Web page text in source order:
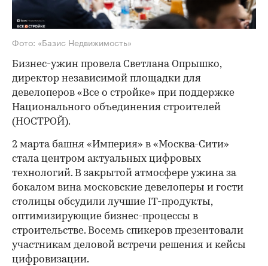
Фото: «Базис Недвижимость»
Бизнес-ужин провела Светлана Опрышко,
директор независимой площадки для
девелоперов «Все о стройке» при поддержке
Национального объединения строителей
(НОСТРОЙ).
2 марта башня «Империя» в «Москва-Сити»
стала центром актуальных цифровых
технологий. В закрытой атмосфере ужина за
бокалом вина московские девелоперы и гости
столицы обсудили лучшие IT-продукты,
оптимизирующие бизнес-процессы в
строительстве. Восемь спикеров презентовали
участникам деловой встречи решения и кейсы
цифровизации.